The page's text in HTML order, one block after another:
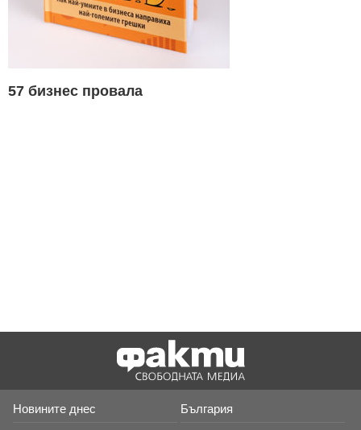
57 бизнес провала
Новините днес България